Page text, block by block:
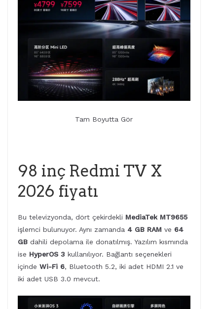
Tam Boyutta Gör
98 inç Redmi TV X
2026 fiyatı
Bu televizyonda, dört çekirdekli MediaTek MT9655
işlemci bulunuyor. Aynı zamanda 4 GB RAM ve 64
GB dahili depolama ile donatılmış. Yazılım kısmında
ise HyperOS 3 kullanılıyor. Bağlantı seçenekleri
içinde Wi-Fi 6, Bluetooth 5.2, iki adet HDMI 2.1 ve
iki adet USB 3.0 mevcut.